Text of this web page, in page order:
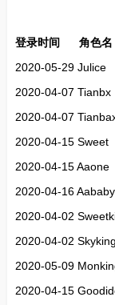
登录时间 角色名
2020-05-29 Julice
2020-04-07 Tianbx
2020-04-07
2020-04-15 Sweet
2020-04-15 Aaone
2020-04-16 Aababy
2020-04-02
2020-04-02 Skyking
2020-05-09
2020-04-15